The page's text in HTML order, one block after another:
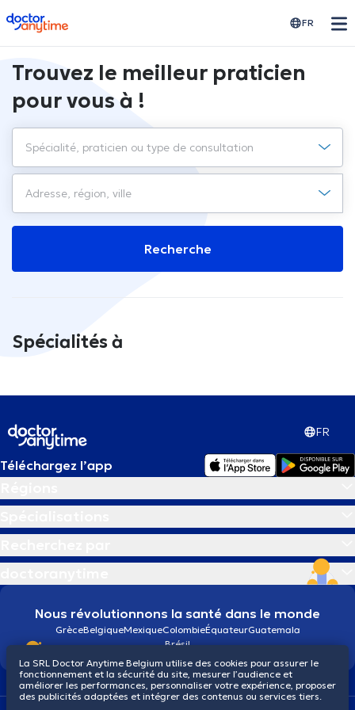
doctoranytime FR
Trouvez le meilleur praticien
pour vous à !
Recherche
Spécialités à
FR
Téléchargez l’app
Nous révolutionnons la santé dans le monde
GrèceBelgiqueMexiqueColombieÉquateurGuatemala
Brésil
La SRL Doctor Anytime Belgium utilise des cookies pour assurer le
fonctionnement et la sécurité du site, mesurer l’audience et
améliorer les performances, personnaliser votre expérience, proposer
des publicités adaptées et intégrer des contenus ou services tiers.